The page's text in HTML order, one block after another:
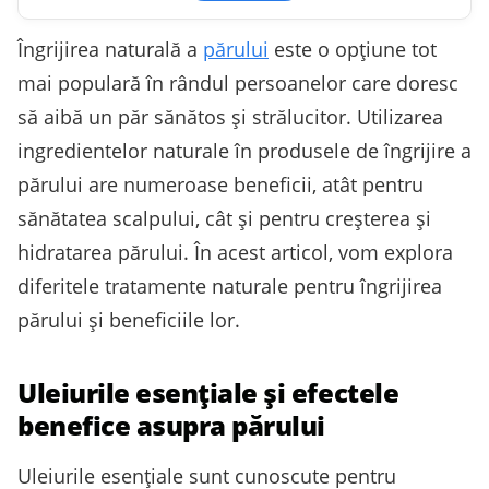
Îngrijirea naturală a părului este o opțiune tot
mai populară în rândul persoanelor care doresc
să aibă un păr sănătos și strălucitor. Utilizarea
ingredientelor naturale în produsele de îngrijire a
părului are numeroase beneficii, atât pentru
sănătatea scalpului, cât și pentru creșterea și
hidratarea părului. În acest articol, vom explora
diferitele tratamente naturale pentru îngrijirea
părului și beneficiile lor.
Uleiurile esențiale și efectele
benefice asupra părului
Uleiurile esențiale sunt cunoscute pentru